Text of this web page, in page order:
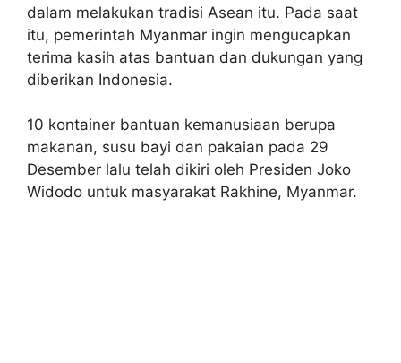
dalam melakukan tradisi Asean itu. Pada saat
itu, pemerintah Myanmar ingin mengucapkan
terima kasih atas bantuan dan dukungan yang
diberikan Indonesia.
10 kontainer bantuan kemanusiaan berupa
makanan, susu bayi dan pakaian pada 29
Desember lalu telah dikiri oleh Presiden Joko
Widodo untuk masyarakat Rakhine, Myanmar.